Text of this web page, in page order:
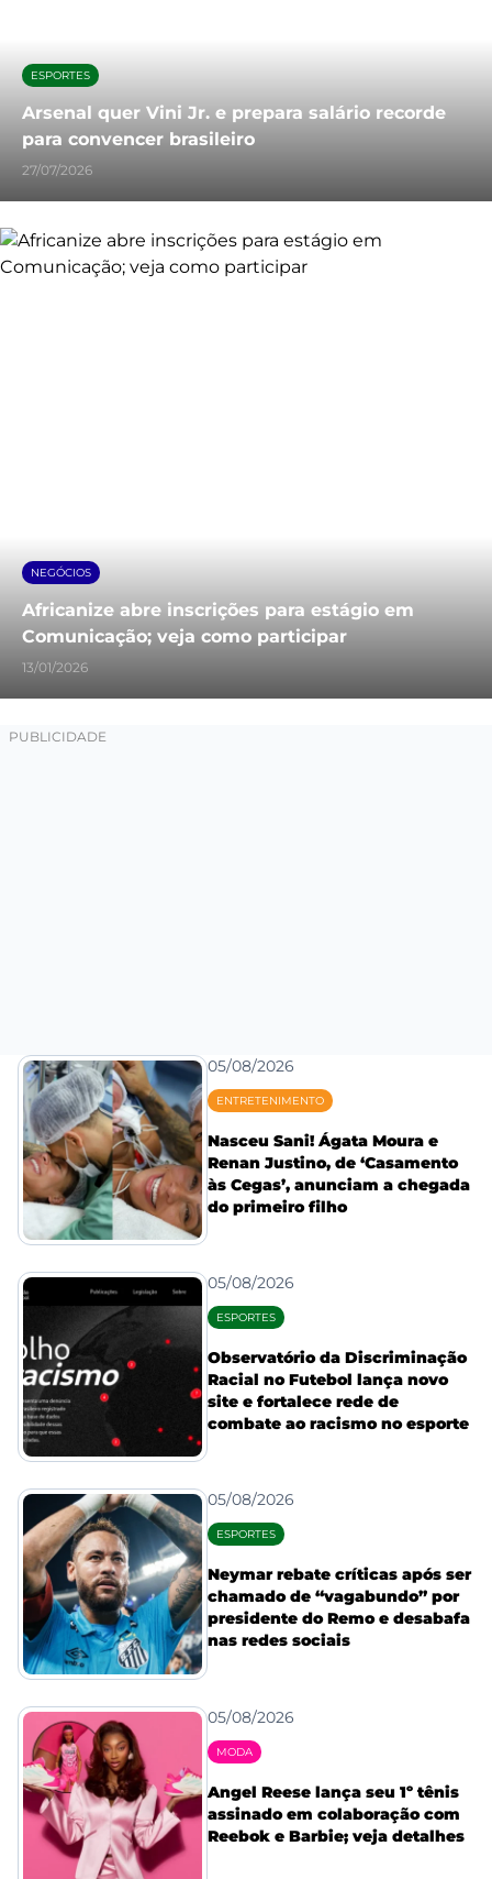
ESPORTES
Arsenal quer Vini Jr. e prepara salário recorde
para convencer brasileiro
27/07/2026
NEGÓCIOS
Africanize abre inscrições para estágio em
Comunicação; veja como participar
13/01/2026
05/08/2026
ENTRETENIMENTO
Nasceu Sani! Ágata Moura e
Renan Justino, de ‘Casamento
às Cegas’, anunciam a chegada
do primeiro filho
05/08/2026
ESPORTES
Observatório da Discriminação
Racial no Futebol lança novo
site e fortalece rede de
combate ao racismo no esporte
05/08/2026
ESPORTES
Neymar rebate críticas após ser
chamado de “vagabundo” por
presidente do Remo e desabafa
nas redes sociais
05/08/2026
MODA
Angel Reese lança seu 1º tênis
assinado em colaboração com
Reebok e Barbie; veja detalhes